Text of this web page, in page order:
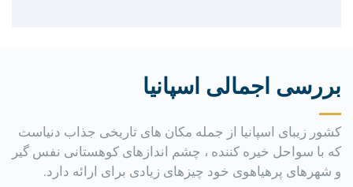
بررسی اجمالی اسپانیا
کشور زیبای اسپانیا از جمله مکان های تاریخی جذاب دنیاست
که با سواحل خیره کننده ، چشم اندازهای کوهستانی نفس گیر
و شهرهای پرهیاهوی خود چیزهای زیادی برای ارائه دارد.